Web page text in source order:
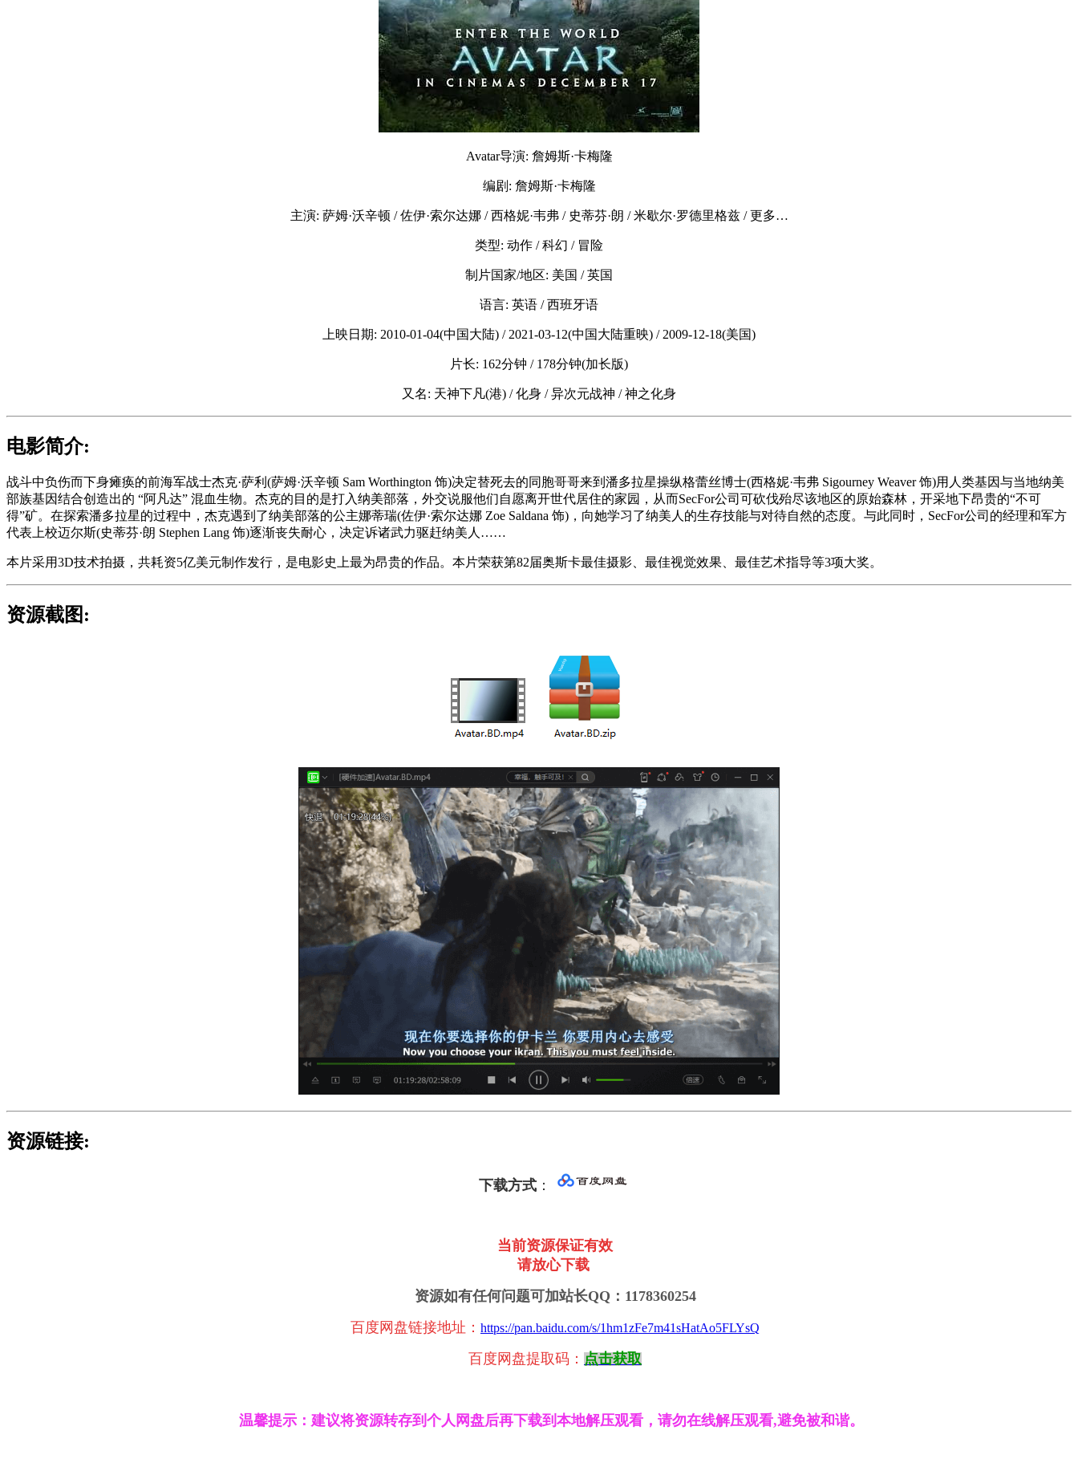
Avatar导演: 詹姆斯·卡梅隆
编剧: 詹姆斯·卡梅隆
主演: 萨姆·沃辛顿 / 佐伊·索尔达娜 / 西格妮·韦弗 / 史蒂芬·朗 / 米歇尔·罗德里格兹 / 更多…
类型: 动作 / 科幻 / 冒险
制片国家/地区: 美国 / 英国
语言: 英语 / 西班牙语
上映日期: 2010-01-04(中国大陆) / 2021-03-12(中国大陆重映) / 2009-12-18(美国)
片长: 162分钟 / 178分钟(加长版)
又名: 天神下凡(港) / 化身 / 异次元战神 / 神之化身
电影简介:
战斗中负伤而下身瘫痪的前海军战士杰克·萨利(萨姆·沃辛顿 Sam Worthington 饰)决定替死去的同胞哥哥来到潘多拉星操纵格蕾丝博士(西格妮·韦弗 Sigourney Weaver 饰)用人类基因与当地纳美
部族基因结合创造出的 “阿凡达” 混血生物。杰克的目的是打入纳美部落，外交说服他们自愿离开世代居住的家园，从而SecFor公司可砍伐殆尽该地区的原始森林，开采地下昂贵的“不可
得”矿。在探索潘多拉星的过程中，杰克遇到了纳美部落的公主娜蒂瑞(佐伊·索尔达娜 Zoe Saldana 饰)，向她学习了纳美人的生存技能与对待自然的态度。与此同时，SecFor公司的经理和军方
代表上校迈尔斯(史蒂芬·朗 Stephen Lang 饰)逐渐丧失耐心，决定诉诸武力驱赶纳美人……
本片采用3D技术拍摄，共耗资5亿美元制作发行，是电影史上最为昂贵的作品。本片荣获第82届奥斯卡最佳摄影、最佳视觉效果、最佳艺术指导等3项大奖。
资源截图:
资源链接:
下载方式 ：
当前资源保证有效
请放心下载
资源如有任何问题可加站长QQ：1178360254
百度网盘链接地址 ： https://pan.baidu.com/s/1hm1zFe7m41sHatAo5FLYsQ
百度网盘提取码： 点击获取
温馨提示：建议将资源转存到个人网盘后再下载到本地解压观看，请勿在线解压观看,避免被和谐。